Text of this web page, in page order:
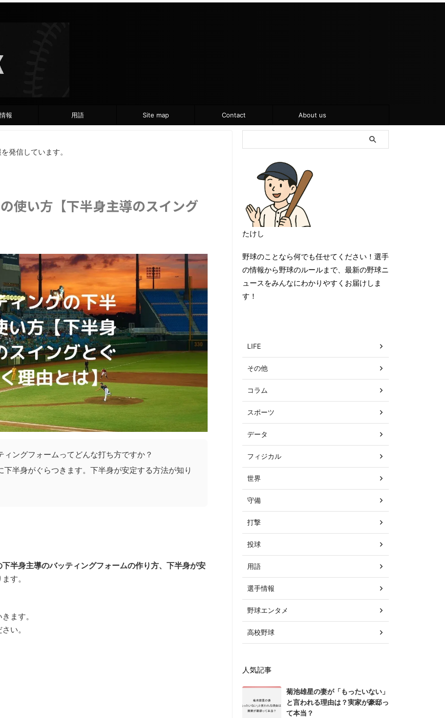
報 用語 Site map Contact About us
発信しています。
使い方【下半身主導のスイング
ィングフォームってどんな打ち方ですか？
下半身がぐらつきます。下半身が安定する方法が知り
半身主導のバッティングフォームの作り方、下半身が安
す。
ます。
い。
たけし
野球のことなら何でも任せてください！選手
の情報から野球のルールまで、最新の野球ニ
ュースをみんなにわかりやすくお届けしま
す！
LIFE
その他
コラム
スポーツ
データ
フィジカル
世界
守備
打撃
投球
用語
選手情報
野球エンタメ
高校野球
人気記事
菊池雄星の妻が「もったいない」
と言われる理由は？実家が豪邸っ
て本当？